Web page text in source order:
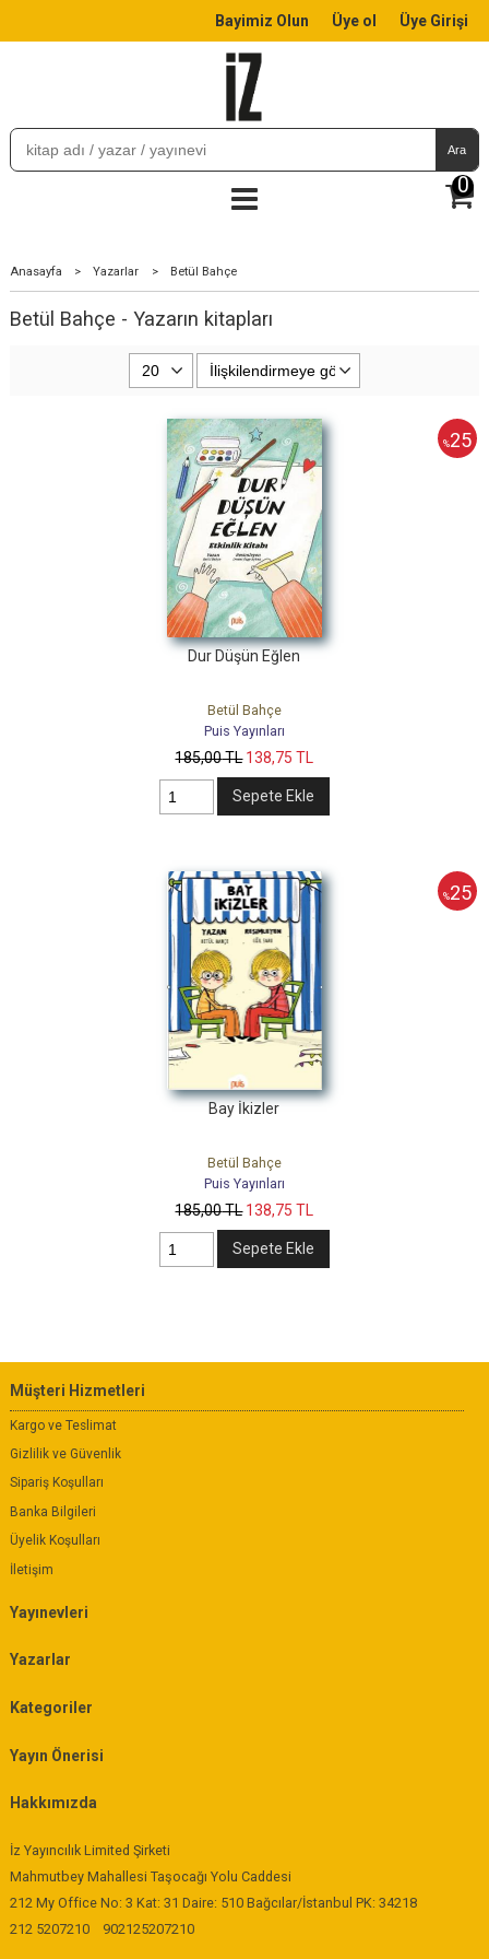
Bayimiz Olun Üye ol Üye Girişi
Ara
0
Anasayfa > Yazarlar > Betül Bahçe
Betül Bahçe - Yazarın kitapları
%25
Dur Düşün Eğlen
Betül Bahçe
Puis Yayınları
185,00TL 138,75 TL
Sepete Ekle
%25
Bay İkizler
Betül Bahçe
Puis Yayınları
185,00TL 138,75 TL
Sepete Ekle
Müşteri Hizmetleri
Kargo ve Teslimat
Gizlilik ve Güvenlik
Sipariş Koşulları
Banka Bilgileri
Üyelik Koşulları
İletişim
Yayınevleri
Yazarlar
Kategoriler
Yayın Önerisi
Hakkımızda
İz Yayıncılık Limited Şirketi
Mahmutbey Mahallesi Taşocağı Yolu Caddesi
212 My Office No: 3 Kat: 31 Daire: 510 Bağcılar/İstanbul PK: 34218
212 5207210
902125207210